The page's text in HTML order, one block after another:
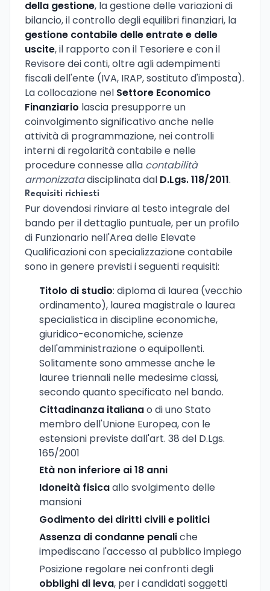
della gestione, la gestione delle variazioni di
bilancio, il controllo degli equilibri finanziari, la
gestione contabile delle entrate e delle
uscite, il rapporto con il Tesoriere e con il
Revisore dei conti, oltre agli adempimenti
fiscali dell'ente (IVA, IRAP, sostituto d'imposta).
La collocazione nel Settore Economico
Finanziario lascia presupporre un
coinvolgimento significativo anche nelle
attività di programmazione, nei controlli
interni di regolarità contabile e nelle
procedure connesse alla contabilità
armonizzatadisciplinata dal D.Lgs. 118/2011.
Requisiti richiesti
Pur dovendosi rinviare al testo integrale del
bando per il dettaglio puntuale, per un profilo
di Funzionario nell'Area delle Elevate
Qualificazioni con specializzazione contabile
sono in genere previsti i seguenti requisiti:
Titolo di studio: diploma di laurea (vecchio
ordinamento), laurea magistrale o laurea
specialistica in discipline economiche,
giuridico-economiche, scienze
dell'amministrazione o equipollenti.
Solitamente sono ammesse anche le
lauree triennali nelle medesime classi,
secondo quanto specificato nel bando.
Cittadinanza italianao di uno Stato
membro dell'Unione Europea, con le
estensioni previste dall'art. 38 del D.Lgs.
165/2001
Età non inferiore ai 18 anni
Idoneità fisicaallo svolgimento delle
mansioni
Godimento dei diritti civili e politici
Assenza di condanne penaliche
impediscano l'accesso al pubblico impiego
Posizione regolare nei confronti degli
obblighi di leva, per i candidati soggetti